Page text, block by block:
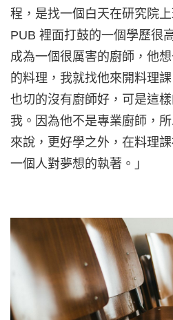
程，是找一個白天在研究院
PUB 裡面打鼓的一個學歷很
成為一個很厲害的廚師，他
的料理，我就找他來開料理
也切的沒有廚師好，可是這
我。因為他不是專業廚師，
來說，更好學之外，在料理
一個人對夢想的執著。」